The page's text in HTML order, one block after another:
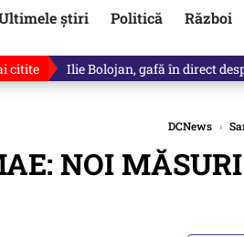
știri Politică Război
citite Ilie Bolojan, gafă în direct
DCNews ›
NOI